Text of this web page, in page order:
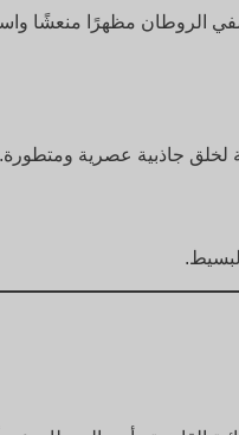
الروطان مظهرًا منعشًا
لخلق جاذبية عصرية ومتطورة.